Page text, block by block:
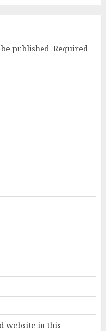
published. Required
website in this